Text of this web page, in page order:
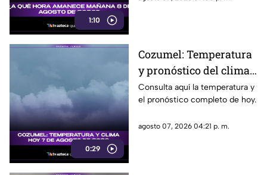
1:10
0:29
Cozumel: Temperatura
y pronóstico del clima
para hoy, 7 de agosto de
2026
Consulta aquí la temperatura y
el pronóstico completo de hoy.
agosto 07, 2026 04:21 p. m.